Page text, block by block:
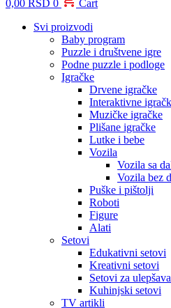
0,00 RSD 0
Cart
Svi proizvodi
Baby program
Puzzle i društvene igre
Podne puzzle i podloge
Igračke
Drvene igračke
Interaktivne
Muzičke igračke
Plišane igračke
Lutke i bebe
Vozila
Vozila sa
Vozila bez
Puške i pištolji
Roboti
Figure
Alati
Setovi
Edukativni setovi
Kreativni setovi
Setovi za
Kuhinjski setovi
TV artikli